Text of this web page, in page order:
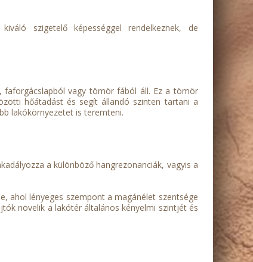
szigetelő képességgel rendelkeznek, de
faforgácslapból vagy tömör fából áll. Ez a tömör
hőátadást és segít állandó szinten tartani a
lakókörnyezetet is teremteni.
a különböző hangrezonanciák, vagyis a
ahol lényeges szempont a magánélet szentsége
növelik a lakótér általános kényelmi szintjét és